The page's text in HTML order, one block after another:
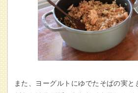
また、ヨーグルトにゆでたそばの実と